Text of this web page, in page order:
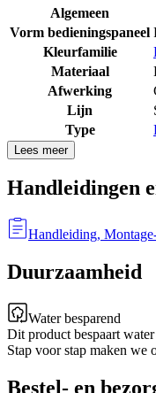
Algemeen
Vorm bedieningspaneel
Kleurfamilie
Materiaal
Afwerking
Lijn
Type
Lees meer
Handleidingen
Handleiding,
Duurzaamheid
Water besparend
Dit product bespaart water
Stap voor stap maken we
Bestel- en